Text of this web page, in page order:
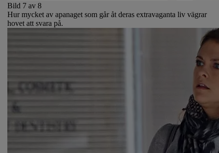
Bild 7 av 8
Hur mycket av apanaget som går åt deras extravaganta liv vägrar
hovet att svara på.